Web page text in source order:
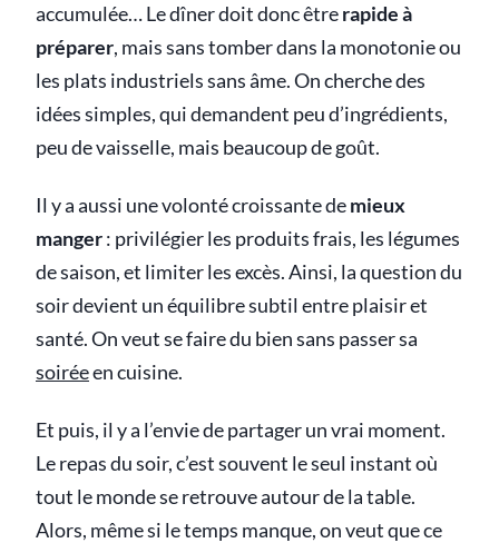
accumulée… Le dîner doit donc êtrerapide à
préparer, mais sans tomber dans la monotonie ou
les plats industriels sans âme. On cherche des
idées simples, qui demandent peu d’ingrédients,
peu de vaisselle, mais beaucoup de goût.
Il y a aussi une volonté croissante demieux
manger: privilégier les produits frais, les légumes
de saison, et limiter les excès. Ainsi, la question du
soir devient un équilibre subtil entre plaisir et
santé. On veut se faire du bien sans passer sa
soiréeen cuisine.
Et puis, il y a l’envie de partager un vrai moment.
Le repas du soir, c’est souvent le seul instant où
tout le monde se retrouve autour de la table.
Alors, même si le temps manque, on veut que ce